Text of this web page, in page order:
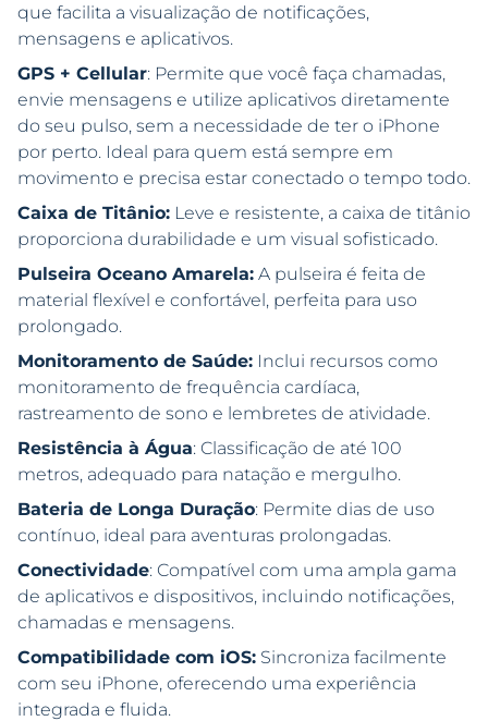
que facilita a visualização de notificações,
mensagens e aplicativos.
GPS + Cellular: Permite que você faça chamadas,
envie mensagens e utilize aplicativos diretamente
do seu pulso, sem a necessidade de ter o iPhone
por perto. Ideal para quem está sempre em
movimento e precisa estar conectado o tempo todo.
Caixa de Titânio: Leve e resistente, a caixa de titânio
proporciona durabilidade e um visual sofisticado.
Pulseira Oceano Amarela: A pulseira é feita de
material flexível e confortável, perfeita para uso
prolongado.
Monitoramento de Saúde: Inclui recursos como
monitoramento de frequência cardíaca,
rastreamento de sono e lembretes de atividade.
Resistência à Água: Classificação de até 100
metros, adequado para natação e mergulho.
Bateria de Longa Duração: Permite dias de uso
contínuo, ideal para aventuras prolongadas.
Conectividade: Compatível com uma ampla gama
de aplicativos e dispositivos, incluindo notificações,
chamadas e mensagens.
Compatibilidade com iOS: Sincroniza facilmente
com seu iPhone, oferecendo uma experiência
integrada e fluida.